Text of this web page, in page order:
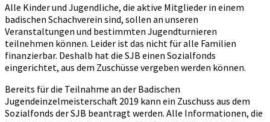
Alle Kinder und Jugendliche, die aktive Mitglieder in einem
badischen Schachverein sind, sollen an unseren
Veranstaltungen und bestimmten Jugendturnieren
teilnehmen können. Leider ist das nicht für alle Familien
finanzierbar. Deshalb hat die SJB einen Sozialfonds
eingerichtet, aus dem Zuschüsse vergeben werden können.
Bereits für die Teilnahme an der Badischen
Jugendeinzelmeisterschaft 2019 kann ein Zuschuss aus dem
Sozialfonds der SJB beantragt werden. Alle Informationen, die